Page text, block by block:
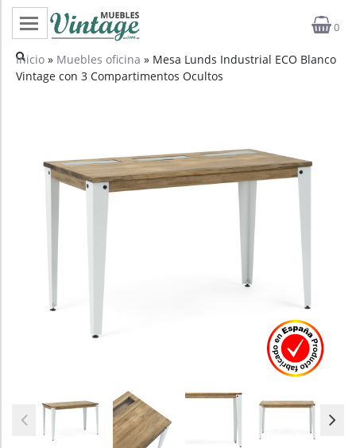
0
Categorías
Novedades
Noticias
Inicio » Muebles oficina » Mesa Lunds Industrial ECO Blanco
Vintage con 3 Compartimentos Ocultos